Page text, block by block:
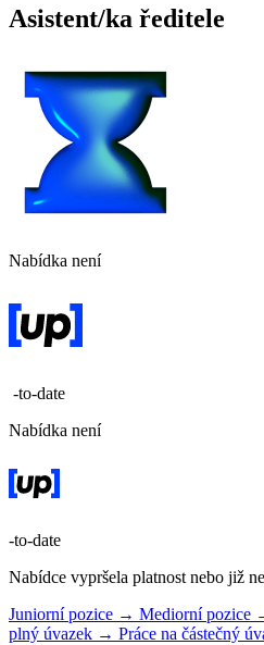
Asistent/ka ředitele
Nabídka není
-to-date
Nabídka není
-to-date
Nabídce vypršela platnost nebo již
Juniorní pozice → Mediorní pozice
plný úvazek → Práce na částečný